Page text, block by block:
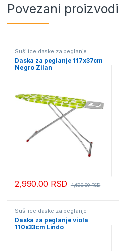
Povezani proizvodi
Sušilice daske za peglanje
Daska za peglanje 117x37cm
Negro Zilan
2,990.00 RSD 4,690.00RSD
Sušilice daske za peglanje
Daska za peglanje viola
110x33cm Lindo